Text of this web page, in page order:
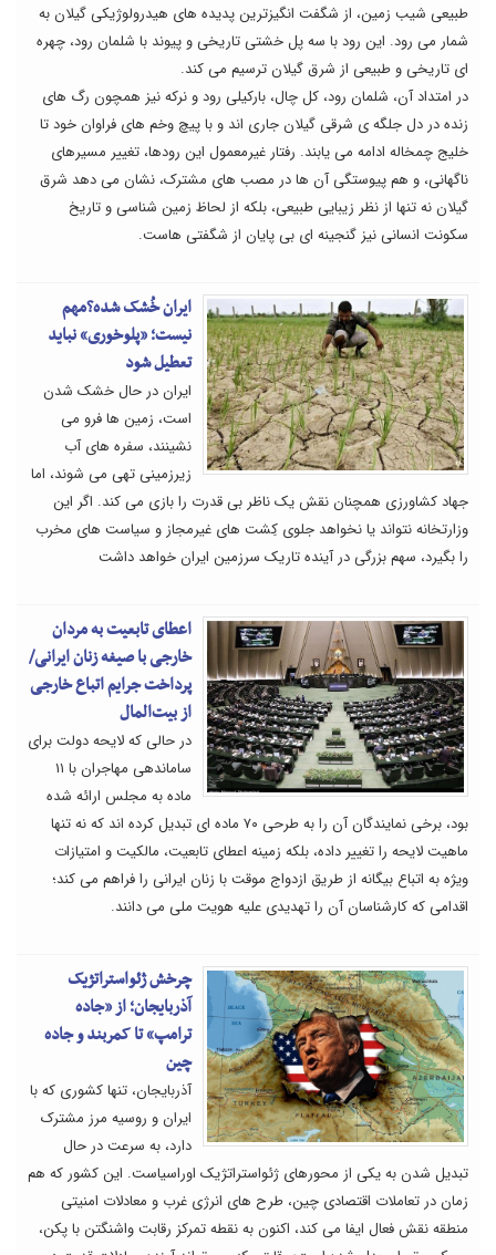
طبیعی شیب زمین، از شگفت انگیزترین پدیده های هیدرولوژیکی گیلان به
شمار می رود. این رود با سه پل خشتی تاریخی و پیوند با شلمان رود، چهره
ای تاریخی و طبیعی از شرق گیلان ترسیم می کند.
در امتداد آن، شلمان رود، کل چال، بارکیلی رود و نرکه نیز همچون رگ های
زنده در دل جلگه ی شرقی گیلان جاری اند و با پیچ وخم های فراوان خود تا
خلیج چمخاله ادامه می یابند. رفتار غیرمعمول این رودها، تغییر مسیرهای
ناگهانی، و هم پیوستگی آن ها در مصب های مشترک، نشان می دهد شرق
گیلان نه تنها از نظر زیبایی طبیعی، بلکه از لحاظ زمین شناسی و تاریخ
سکونت انسانی نیز گنجینه ای بی پایان از شگفتی هاست.
ایران خُشک شده؟مهم
نیست؛ «پلوخوری» نباید
تعطیل شود
ایران در حال خشک شدن
است، زمین ها فرو می
نشینند، سفره های آب
زیرزمینی تهی می شوند، اما
جهاد کشاورزی همچنان نقش یک ناظر بی قدرت را بازی می کند. اگر این
وزارتخانه نتواند یا نخواهد جلوی کِشت های غیرمجاز و سیاست های مخرب
را بگیرد، سهم بزرگی در آینده تاریک سرزمین ایران خواهد داشت
اعطای تابعیت به مردان
خارجی با صیغه زنان ایرانی/
پرداخت جرایم اتباع خارجی
از بیت‌المال
در حالی که لایحه دولت برای
ساماندهی مهاجران با ۱۱
ماده به مجلس ارائه شده
بود، برخی نمایندگان آن را به طرحی ۷۰ ماده ای تبدیل کرده اند که نه تنها
ماهیت لایحه را تغییر داده، بلکه زمینه اعطای تابعیت، مالکیت و امتیازات
ویژه به اتباع بیگانه از طریق ازدواج موقت با زنان ایرانی را فراهم می کند؛
اقدامی که کارشناسان آن را تهدیدی علیه هویت ملی می دانند.
چرخش ژئواستراتژیک
آذربایجان؛ از «جاده
ترامپ» تا کمربند و جاده
چین
آذربایجان، تنها کشوری که با
ایران و روسیه مرز مشترک
دارد، به سرعت در حال
تبدیل شدن به یکی از محورهای ژئواستراتژیک اوراسیاست. این کشور که هم
زمان در تعاملات اقتصادی چین، طرح های انرژی غرب و معادلات امنیتی
منطقه نقش فعال ایفا می کند، اکنون به نقطه تمرکز رقابت واشنگتن با پکن،